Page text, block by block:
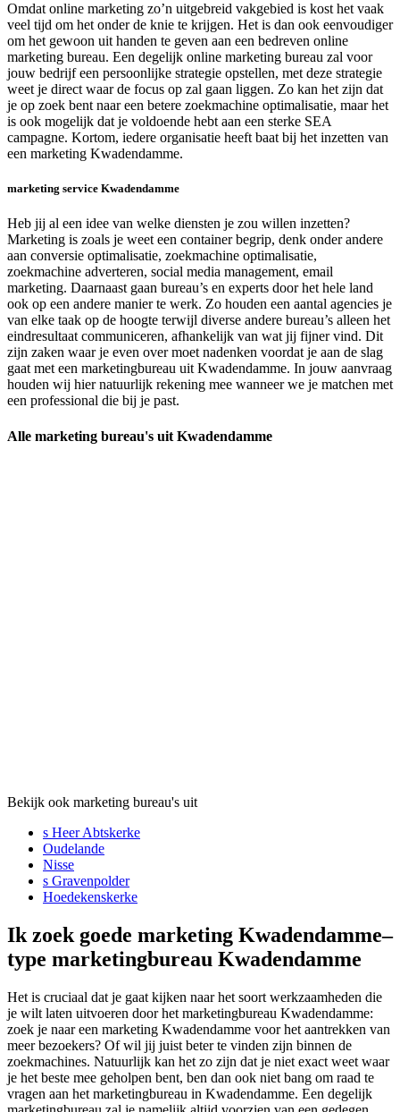
Omdat online marketing zo’n uitgebreid vakgebied is kost het vaak
veel tijd om het onder de knie te krijgen. Het is dan ook eenvoudiger
om het gewoon uit handen te geven aan een bedreven online
marketing bureau. Een degelijk online marketing bureau zal voor
jouw bedrijf een persoonlijke strategie opstellen, met deze strategie
weet je direct waar de focus op zal gaan liggen. Zo kan het zijn dat
je op zoek bent naar een betere zoekmachine optimalisatie, maar het
is ook mogelijk dat je voldoende hebt aan een sterke SEA
campagne. Kortom, iedere organisatie heeft baat bij het inzetten van
een marketing Kwadendamme.
marketing service Kwadendamme
Heb jij al een idee van welke diensten je zou willen inzetten?
Marketing is zoals je weet een container begrip, denk onder andere
aan conversie optimalisatie, zoekmachine optimalisatie,
zoekmachine adverteren, social media management, email
marketing. Daarnaast gaan bureau’s en experts door het hele land
ook op een andere manier te werk. Zo houden een aantal agencies je
van elke taak op de hoogte terwijl diverse andere bureau’s alleen het
eindresultaat communiceren, afhankelijk van wat jij fijner vind. Dit
zijn zaken waar je even over moet nadenken voordat je aan de slag
gaat met een marketingbureau uit Kwadendamme. In jouw aanvraag
houden wij hier natuurlijk rekening mee wanneer we je matchen met
een professional die bij je past.
Alle marketing bureau's uit Kwadendamme
Bekijk ook marketing bureau's uit
s Heer Abtskerke
Oudelande
Nisse
s Gravenpolder
Hoedekenskerke
Ik zoek goede marketing Kwadendamme–
type marketingbureau Kwadendamme
Het is cruciaal dat je gaat kijken naar het soort werkzaamheden die
je wilt laten uitvoeren door het marketingbureau Kwadendamme:
zoek je naar een marketing Kwadendamme voor het aantrekken van
meer bezoekers? Of wil jij juist beter te vinden zijn binnen de
zoekmachines. Natuurlijk kan het zo zijn dat je niet exact weet waar
je het beste mee geholpen bent, ben dan ook niet bang om raad te
vragen aan het marketingbureau in Kwadendamme. Een degelijk